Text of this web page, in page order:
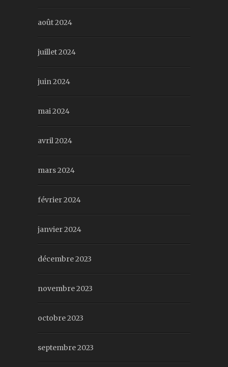
août 2024
juillet 2024
juin 2024
mai 2024
avril 2024
mars 2024
février 2024
janvier 2024
décembre 2023
novembre 2023
octobre 2023
septembre 2023